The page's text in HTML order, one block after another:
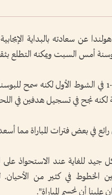
عن سعادته بالبداية
في بعض فترات المباراة مما
للغاية عند الاستحواذ على
الخطوط في كثير من الأحيان.